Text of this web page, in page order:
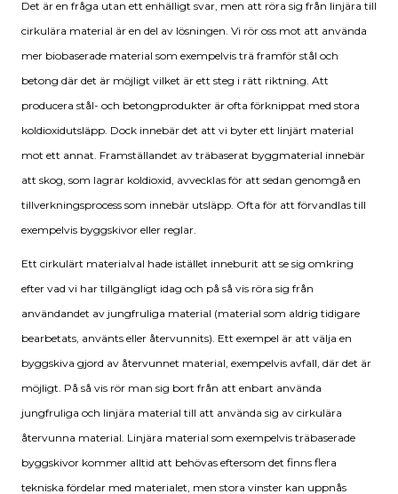
Det är en fråga utan ett enhälligt svar, men att röra sig från linjära till
cirkulära material är en del av lösningen. Vi rör oss mot att använda
mer biobaserade material som exempelvis trä framför stål och
betong där det är möjligt vilket är ett steg i rätt riktning. Att
producera stål- och betongprodukter är ofta förknippat med stora
koldioxidutsläpp. Dock innebär det att vi byter ett linjärt material
mot ett annat. Framställandet av träbaserat byggmaterial innebär
att skog, som lagrar koldioxid, avvecklas för att sedan genomgå en
tillverkningsprocess som innebär utsläpp. Ofta för att förvandlas till
exempelvis byggskivor eller reglar.
Ett cirkulärt materialval hade istället inneburit att se sig omkring
efter vad vi har tillgängligt idag och på så vis röra sig från
användandet av jungfruliga material (material som aldrig tidigare
bearbetats, använts eller återvunnits). Ett exempel är att välja en
byggskiva gjord av återvunnet material, exempelvis avfall, där det är
möjligt. På så vis rör man sig bort från att enbart använda
jungfruliga och linjära material till att använda sig av cirkulära
återvunna material. Linjära material som exempelvis träbaserade
byggskivor kommer alltid att behövas eftersom det finns flera
tekniska fördelar med materialet, men stora vinster kan uppnås